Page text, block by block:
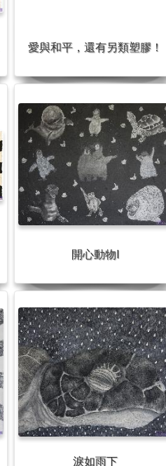
愛與和平，還有另類塑膠！
開心動物I
淚如雨下